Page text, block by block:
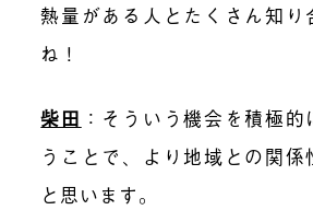
熱量がある人とたくさん知り
ね！
柴田 ：そういう機会を積極
うことで、より地域との関係
と思います。